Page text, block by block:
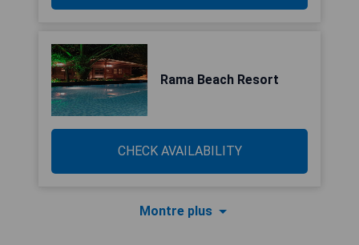
Rama Beach Resort
CHECK AVAILABILITY
Montre plus